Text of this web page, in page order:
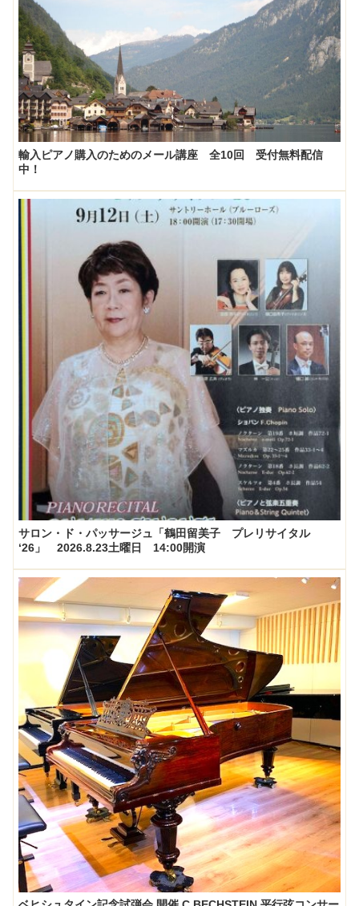
輸入ピアノ購入のためのメール講座 全10回 受付無料配信
中！
サロン・ド・パッサージュ「鶴田留美子 プレリサイタル
‘26」 2026.8.23土曜日 14:00開演